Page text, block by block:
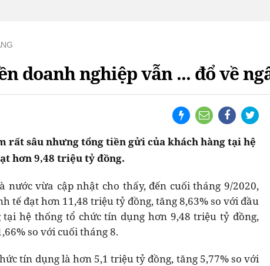
doanh nghiệp vẫn ... đổ về
rất sâu nhưng tổng tiền gửi của khách hàng tại hệ
hơn 9,48 triệu tỷ đồng.
nước vừa cập nhật cho thấy, đến cuối tháng 9/2020,
tế đạt hơn 11,48 triệu tỷ đồng, tăng 8,63% so với đầu
hệ thống tổ chức tín dụng hơn 9,48 triệu tỷ đồng,
so với cuối tháng 8.
tín dụng là hơn 5,1 triệu tỷ đồng, tăng 5,77% so với